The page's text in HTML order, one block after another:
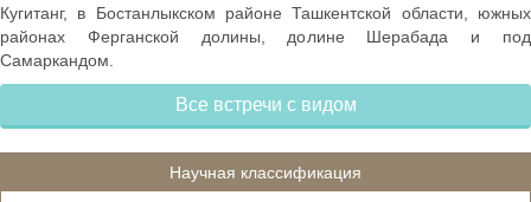
Кугитанг, в Бостанлыкском районе Ташкентской области, южных
районах Ферганской долины, долине Шерабада и под
Самаркандом.
Все встречи с видом
Научная классификация